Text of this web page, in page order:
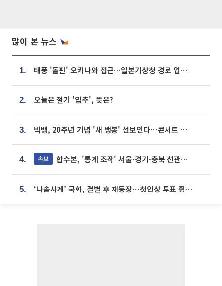
많이 본 뉴스
1. 태풍 '돌핀' 오키나와 접근…일본기상청 경로 업데이트
2. 오늘은 절기 '입추', 뜻은?
3. 빅뱅, 20주년 기념 '새 뱅봉' 선보인다⋯콘서트 앞두고 팝업 개최
4. 속보 합수본, '통계 조작' 서울·경기·충북 선관위 등 추가 압수수색
5. ‘나솔사계’ 국화, 결별 후 재등장⋯첫인상 투표 휩쓸고 ‘인기녀’ 등극